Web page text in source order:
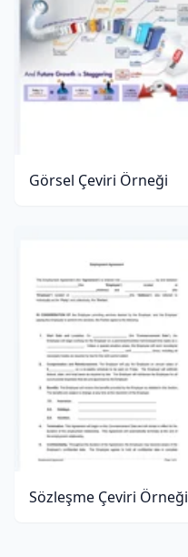
Görsel Çeviri Örneği
Sözleşme Çeviri Örneği